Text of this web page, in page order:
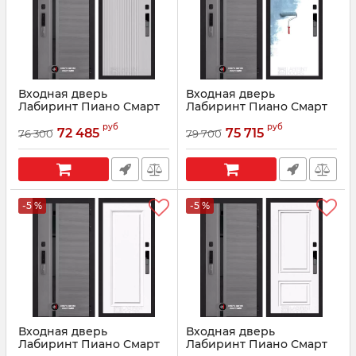
Входная дверь
Лабиринт Пиано Смарт
2.0 - 29 Белый рельеф
софт
Артикул: 210058
76 300 72 485 руб
Входная дверь
Лабиринт Пиано Смарт
2.0 - 28 Грунт под
покраску
Артикул: 210057
79 700 75 715 руб
-5 %
Входная дверь
Лабиринт Пиано Смарт
-5 %
Входная дверь
Лабиринт Пиано Смарт